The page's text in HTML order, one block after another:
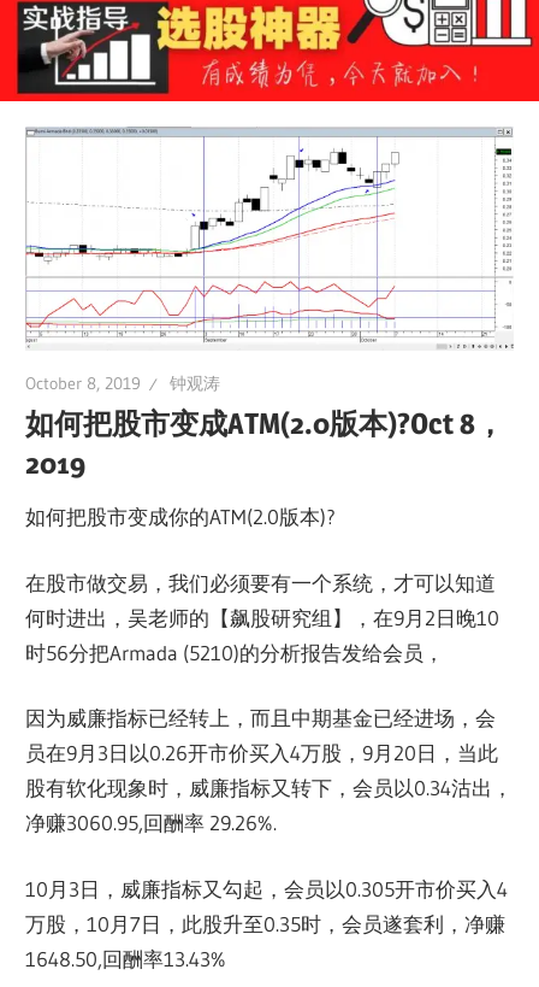
October 8, 2019 钟观涛
如何把股市变成ATM(2.0版本)?Oct 8，
2019
如何把股市变成你的ATM(2.0版本)?
在股市做交易，我们必须要有一个系统，才可以知道
何时进出，吴老师的【飙股研究组】，在9月2日晚10
时56分把Armada (5210)的分析报告发给会员，
因为威廉指标已经转上，而且中期基金已经进场，会
员在9月3日以0.26开市价买入4万股，9月20日，当此
股有软化现象时，威廉指标又转下，会员以0.34沽出，
净赚3060.95,回酬率 29.26%.
10月3日，威廉指标又勾起，会员以0.305开市价买入4
万股，10月7日，此股升至0.35时，会员遂套利，净赚
1648.50,回酬率13.43%